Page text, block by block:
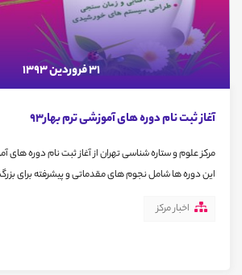
31 فروردین 1393
آغاز ثبت نام دوره های آموزشی ترم بهار93
این دوره ها شامل نجوم های مقدماتی و پیشرفته برای
اخبار مرکز